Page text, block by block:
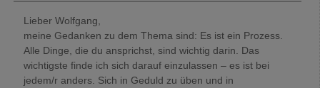
Lieber Wolfgang,
meine Gedanken zu dem Thema sind: Es ist ein Prozess.
Alle Dinge, die du ansprichst, sind wichtig darin. Das
wichtigste finde ich sich darauf einzulassen – es ist bei
jedem/r anders. Sich in Geduld zu üben und in